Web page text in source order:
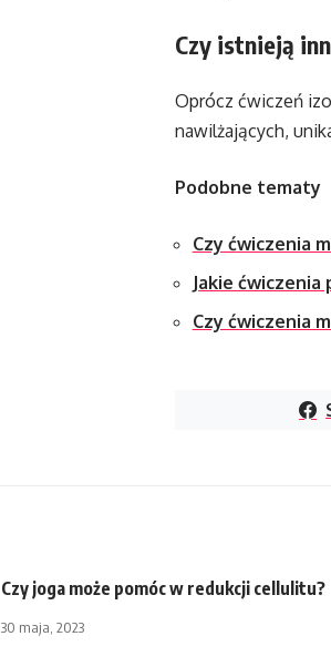
Czy istnieją
Oprócz ćwiczeń
nawilżających,
Podobne tematy
Czy ćwiczenia
Jakie
Czy ćwiczenia
Czy joga może pomóc w redukcji cellulitu?
30 maja, 2023